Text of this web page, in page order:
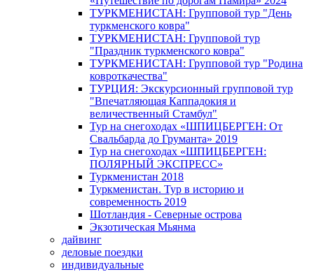
ТУРКМЕНИСТАН: Групповой тур "День
туркменского ковра"
ТУРКМЕНИСТАН: Групповой тур
"Праздник туркменского ковра"
ТУРКМЕНИСТАН: Групповой тур "Родина
ковроткачества"
ТУРЦИЯ: Экскурсионный групповой тур
"Впечатляющая Каппадокия и
величественный Стамбул"
Тур на снегоходах «ШПИЦБЕРГЕН: От
Свальбарда до Груманта» 2019
Тур на снегоходах «ШПИЦБЕРГЕН:
ПОЛЯРНЫЙ ЭКСПРЕСС»
Туркменистан 2018
Туркменистан. Тур в историю и
современность 2019
Шотландия - Северные острова
Экзотическая Мьянма
дайвинг
деловые поездки
индивидуальные